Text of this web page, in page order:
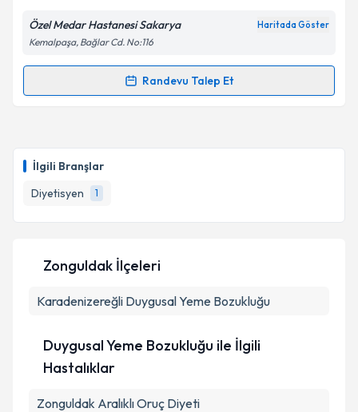
İlgili Branşlar
Diyetisyen
1
Kişisel verilerimin işlenmesine ilişkin
Metni'ni okudum ve kişisel verilerimin belirtilen
Özel Medar Hastanesi Sakarya Haritada Göster
Kemalpaşa, Bağlar Cd. No:116
Randevu Talep Et
Randevu Takvimi Talebi
takvim hazırlandığında e-posta ile bilgilendireceğiz.
E-posta Adresiniz
Metni'ni okudum ve kişisel verilerimin belirtilen
Zonguldak İlçeleri
Karadenizereğli Duygusal Yeme Bozukluğu
Duygusal Yeme Bozukluğu ile İlgili
Hastalıklar
Zonguldak Aralıklı Oruç Diyeti